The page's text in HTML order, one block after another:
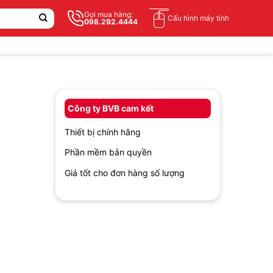
Gọi mua hàng:
098.292.4444
Cấu hình máy tính
Công ty BVB cam kết
Thiết bị chính hãng
Phần mềm bản quyền
Giá tốt cho đơn hàng số lượng